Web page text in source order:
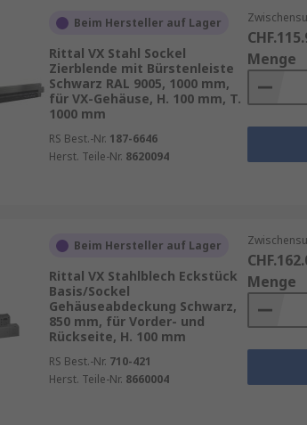
Beim Hersteller auf Lager
Rittal VX Stahl Sockel
Zierblende mit Bürstenleiste
Schwarz RAL 9005, 1000 mm,
für VX-Gehäuse, H. 100 mm, T.
1000 mm
RS Best.-Nr. 187-6646
Herst. Teile-Nr. 8620094
Menge
Beim Hersteller auf Lager
Rittal VX Stahlblech Eckstück
Basis/Sockel
Gehäuseabdeckung Schwarz,
850 mm, für Vorder- und
Rückseite, H. 100 mm
RS Best.-Nr. 710-421
Herst. Teile-Nr. 8660004
Menge